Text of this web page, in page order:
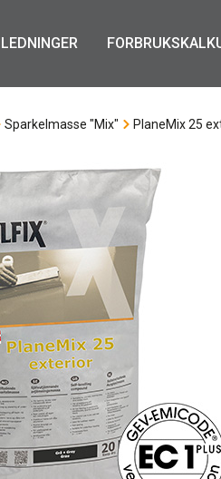
Sparkelmasse "Mix" PlaneMix 25